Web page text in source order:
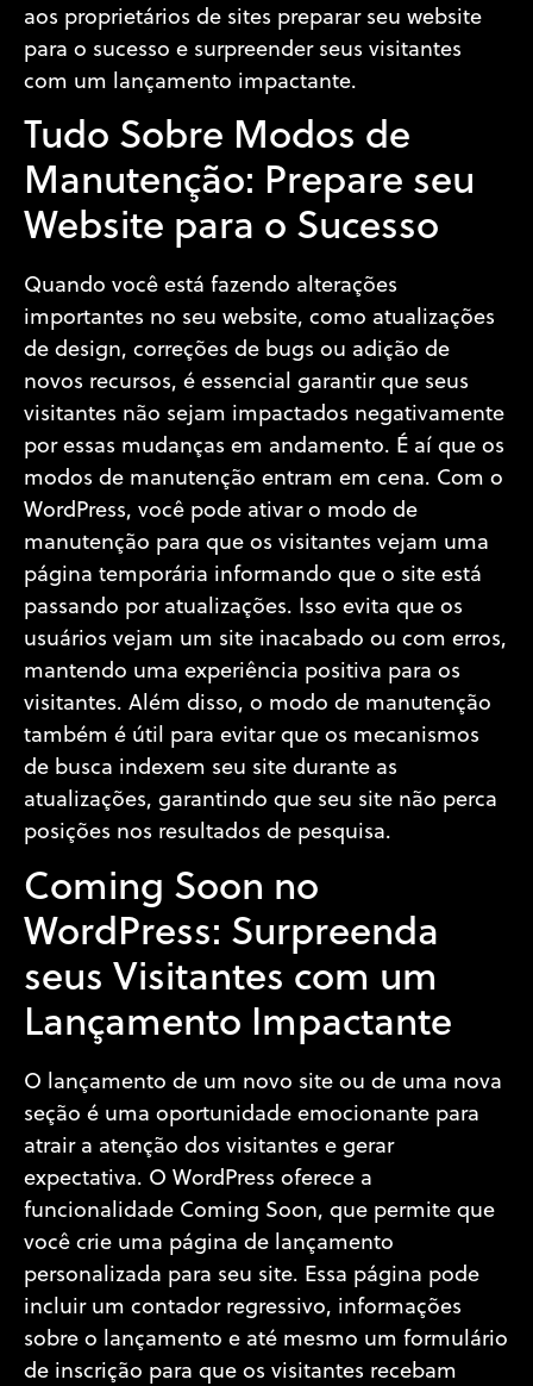
aos proprietários de sites preparar seu website
para o sucesso e surpreender seus visitantes
com um lançamento impactante.
Tudo Sobre Modos de
Manutenção: Prepare seu
Website para o Sucesso
Quando você está fazendo alterações
importantes no seu website, como atualizações
de design, correções de bugs ou adição de
novos recursos, é essencial garantir que seus
visitantes não sejam impactados negativamente
por essas mudanças em andamento. É aí que os
modos de manutenção entram em cena. Com o
WordPress, você pode ativar o modo de
manutenção para que os visitantes vejam uma
página temporária informando que o site está
passando por atualizações. Isso evita que os
usuários vejam um site inacabado ou com erros,
mantendo uma experiência positiva para os
visitantes. Além disso, o modo de manutenção
também é útil para evitar que os mecanismos
de busca indexem seu site durante as
atualizações, garantindo que seu site não perca
posições nos resultados de pesquisa.
Coming Soon no
WordPress: Surpreenda
seus Visitantes com um
Lançamento Impactante
O lançamento de um novo site ou de uma nova
seção é uma oportunidade emocionante para
atrair a atenção dos visitantes e gerar
expectativa. O WordPress oferece a
funcionalidade Coming Soon, que permite que
você crie uma página de lançamento
personalizada para seu site. Essa página pode
incluir um contador regressivo, informações
sobre o lançamento e até mesmo um formulário
de inscrição para que os visitantes recebam